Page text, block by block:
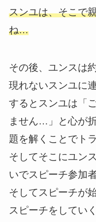
スンユは、そこで
ね…
その後、ユンスは
現れないスンユに
するとスンユは「
ません…」と心が
題を解くことでト
そしてそこにユン
いでスピーチ参加
そしてスピーチが
スピーチをしていく